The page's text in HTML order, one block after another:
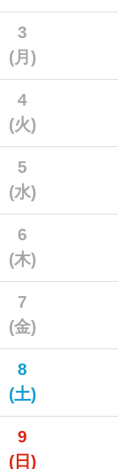
3
(月)
4
(火)
5
(水)
6
(木)
7
(金)
8
(土)
9
(日)